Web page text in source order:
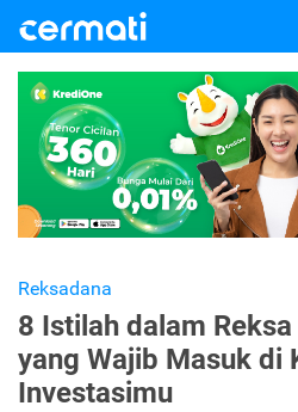
Reksadana
8 Istilah dalam
yang Wajib Masuk di
Investasimu